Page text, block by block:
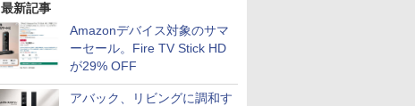
最新記事
Amazonデバイス対象のサマ
ーセール。Fire TV Stick HD
が29% OFF
アバック、リビングに調和す